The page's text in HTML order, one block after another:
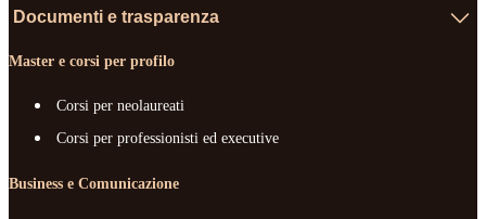
Documenti e trasparenza
Master e corsi per profilo
Corsi per neolaureati
Corsi per professionisti ed executive
Business e Comunicazione